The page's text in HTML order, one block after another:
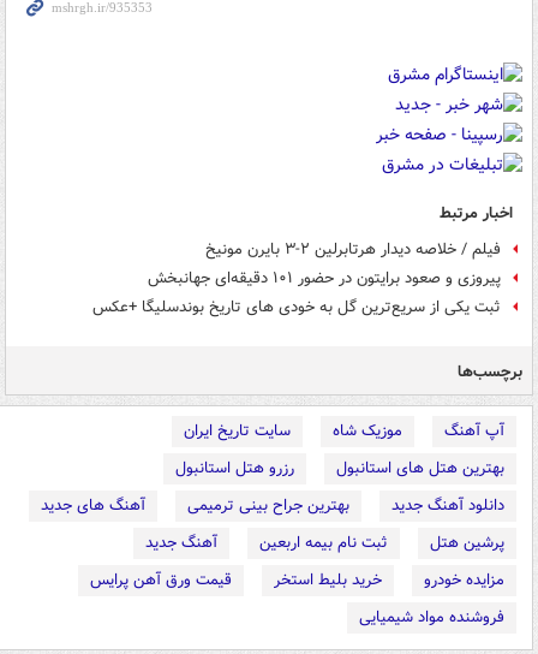
اخبار مرتبط
فیلم / خلاصه دیدار هرتابرلین ۲-۳ بایرن مونیخ
پیروزی و صعود برایتون در حضور ۱۰۱ دقیقه‌ای جهانبخش
ثبت یکی از سریع‌ترین گل به خودی های تاریخ بوندسلیگا +عکس
برچسب‌ها
آپ آهنگ موزیک شاه
سایت تاریخ ایران
بهترین هتل های استانبول
رزرو هتل استانبول
دانلود آهنگ جدید
بهترین جراح بینی ترمیمی
آهنگ های جدید
پرشین هتل
ثبت نام بیمه اربعین
آهنگ جدید
مزایده خودرو
خرید بلیط استخر
قیمت ورق آهن پرایس
فروشنده مواد شیمیایی